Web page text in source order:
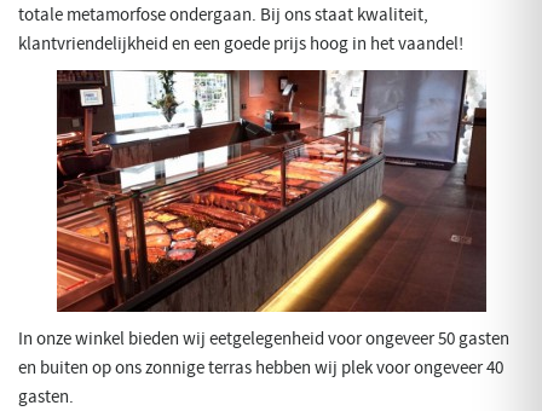
totale metamorfose ondergaan. Bij ons staat kwaliteit,
klantvriendelijkheid en een goede prijs hoog in het vaandel!
In onze winkel bieden wij eetgelegenheid voor ongeveer 50 gasten
en buiten op ons zonnige terras hebben wij plek voor ongeveer 40
gasten.